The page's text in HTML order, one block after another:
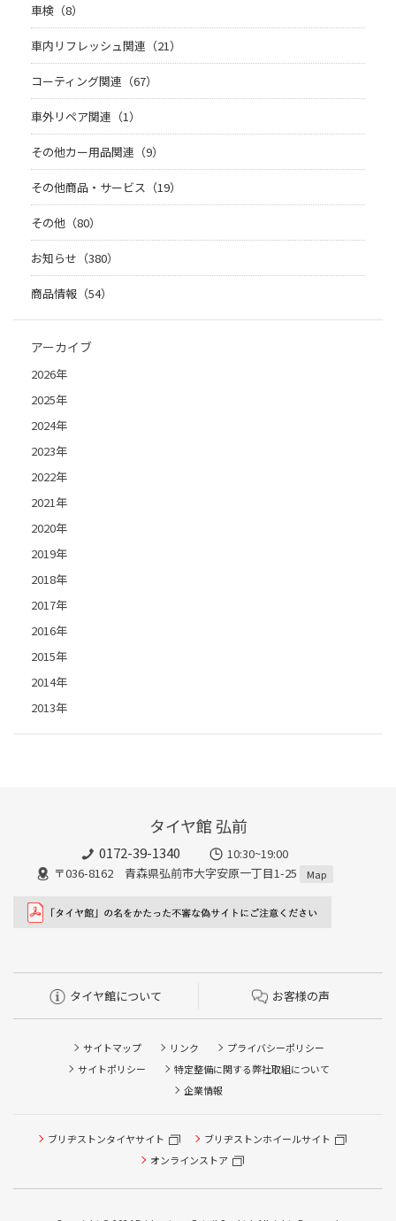
車検（8）
車内リフレッシュ関連（21）
コーティング関連（67）
車外リペア関連（1）
その他カー用品関連（9）
その他商品・サービス（19）
その他（80）
お知らせ（380）
商品情報（54）
アーカイブ
2026年
2025年
2024年
2023年
2022年
2021年
2020年
2019年
2018年
2017年
2016年
2015年
2014年
2013年
タイヤ館 弘前
0172-39-1340
10:30~19:00
〒036-8162 青森県弘前市大字安原一丁目1-25
Map
タイヤ館について お客様の声
サイトマップ リンク
プライバシーポリシー
サイトポリシー
特定整備に関する弊社取組について
企業情報
ブリヂストンタイヤサイト
ブリヂストンホイールサイト
オンラインストア
タイヤ点検・安全点検/タイヤ履き替え/オイル交換/その他
ピット作業の予約